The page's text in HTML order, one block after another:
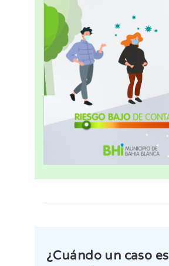
¿Cuándo un caso es